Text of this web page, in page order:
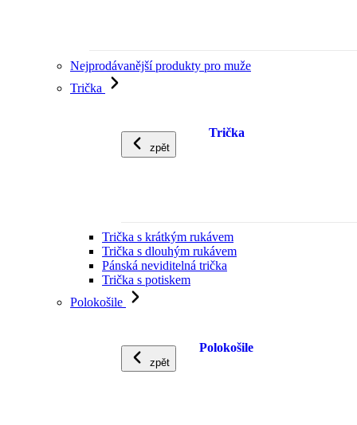
Nejprodávanější produkty pro muže
Trička
zpět
Trička
Trička s krátkým rukávem
Trička s dlouhým rukávem
Pánská neviditelná trička
Trička s potiskem
Polokošile
zpět
Polokošile